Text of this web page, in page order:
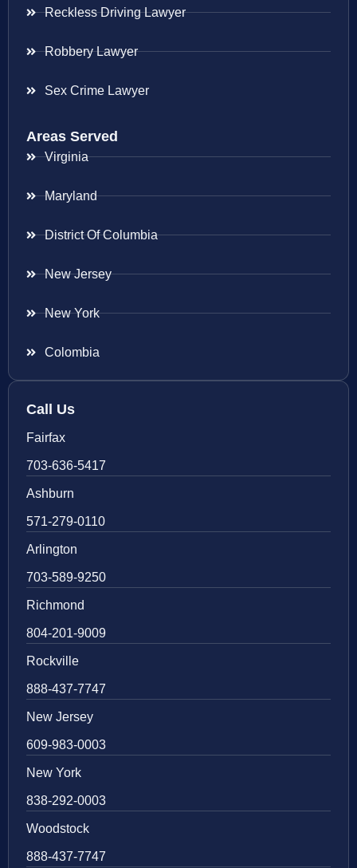
Reckless Driving Lawyer
Robbery Lawyer
Sex Crime Lawyer
Areas Served
Virginia
Maryland
District Of Columbia
New Jersey
New York
Colombia
Call Us
Fairfax
703-636-5417
Ashburn
571-279-0110
Arlington
703-589-9250
Richmond
804-201-9009
Rockville
888-437-7747
New Jersey
609-983-0003
New York
838-292-0003
Woodstock
888-437-7747